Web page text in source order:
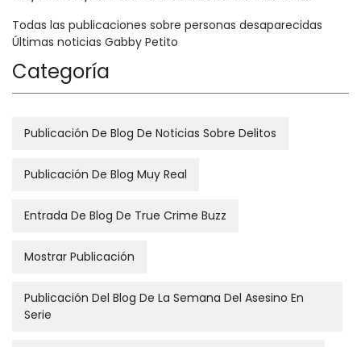
Todas las publicaciones sobre personas desaparecidas
Últimas noticias Gabby Petito
Categoría
Publicación De Blog De Noticias Sobre Delitos
Publicación De Blog Muy Real
Entrada De Blog De True Crime Buzz
Mostrar Publicación
Publicación Del Blog De La Semana Del Asesino En
Serie